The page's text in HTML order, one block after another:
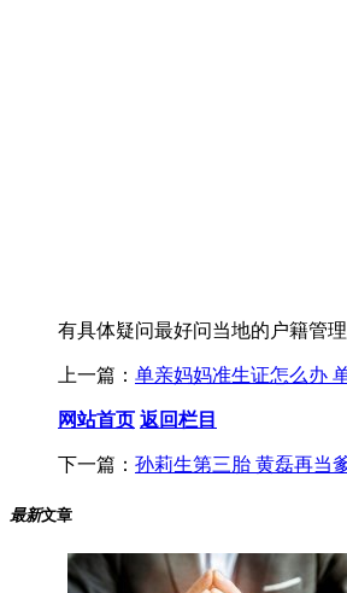
有具体疑问最好问当地的户籍管理
上一篇： 单亲妈妈准生证怎么办
网站首页 返回栏目
下一篇： 孙莉生第三胎 黄磊再当
最新文章